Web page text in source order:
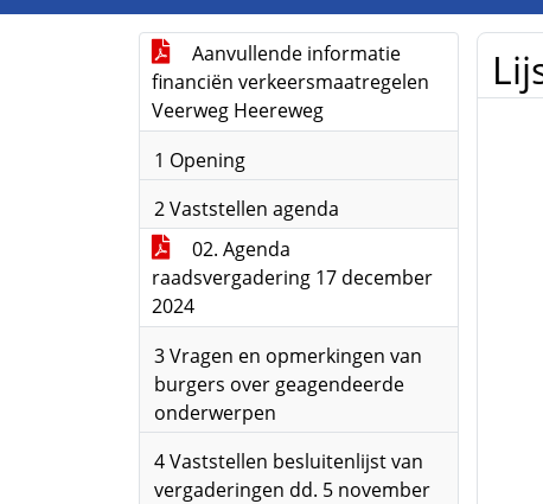
Aanvullende informatie
financiën verkeersmaatregelen
Veerweg Heereweg
1 Opening
2 Vaststellen agenda
02. Agenda
raadsvergadering 17 december
2024
3 Vragen en opmerkingen van
burgers over geagendeerde
onderwerpen
4 Vaststellen besluitenlijst van
vergaderingen dd. 5 november